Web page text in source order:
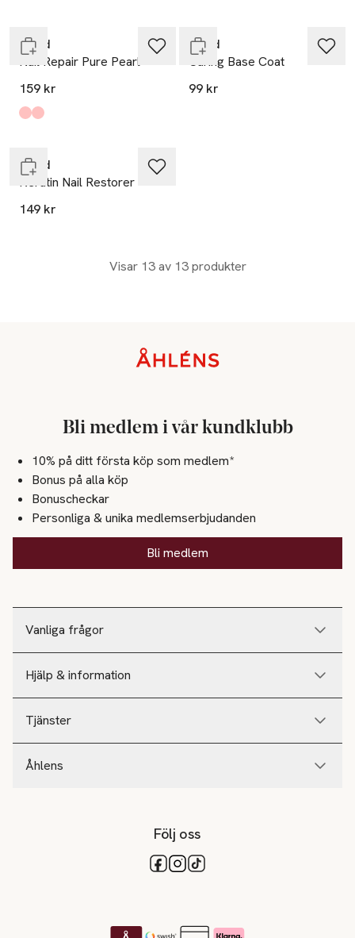
Trind
Nail Repair Pure Pearl
159 kr
Produkten finns i färgerna:
Pure Pearl
Pink Pearl
Trind
Caring Base Coat
99 kr
Trind
Keratin Nail Restorer
149 kr
Visar 13 av 13 produkter
Vanliga frågor
Hjälp & information
Tjänster
Åhlens
Bli medlem i vår kundklubb
10% på ditt första köp som medlem*
Bonus på alla köp
Bonuscheckar
Personliga & unika medlemserbjudanden
Bli medlem
Följ oss